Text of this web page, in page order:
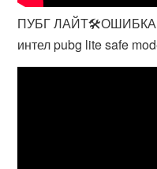
ПУБГ ЛАЙТ🛠ОШИБКА
интел pubg lite safe